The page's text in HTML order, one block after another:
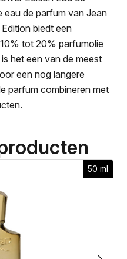
eau de parfum van Jean
biedt een
tot 20% parfumolie
het een van de meest
een nog langere
parfum combineren met
50 ml